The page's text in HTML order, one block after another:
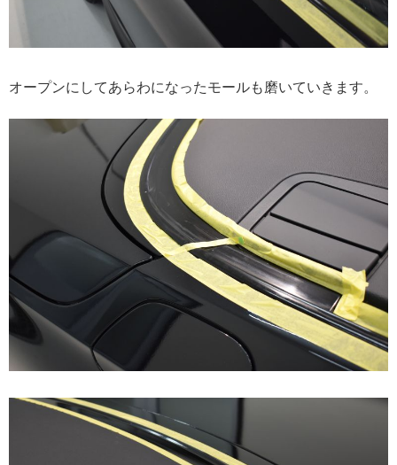
オープンにしてあらわになったモールも磨いていきます。